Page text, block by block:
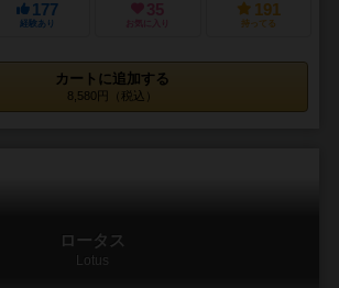
177
経験あり
35
お気に入り
191
持ってる
カートに追加する
8,580円（税込）
ロータス
Lotus